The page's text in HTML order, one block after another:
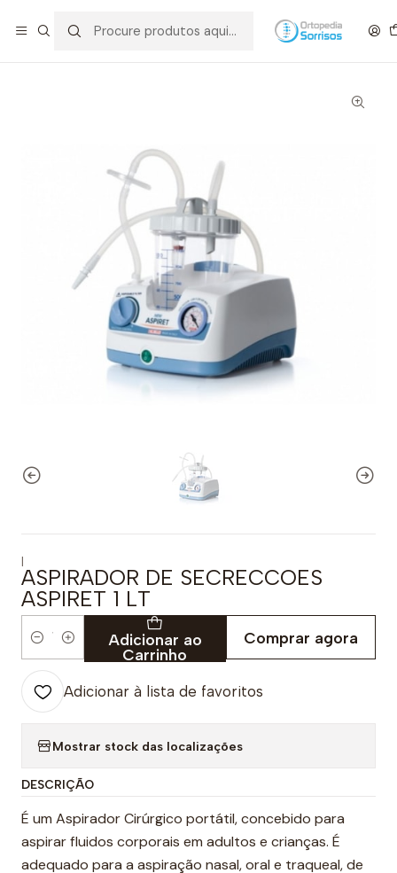
Equipamentos de Diagnóstico/Tratamento
ASPIRADOR DE SECRECCOES ASPIRET 1 LT
|
ASPIRADOR DE SECRECCOES
ASPIRET 1 LT
Quantidade
Adicionar ao
Carrinho
Comprar agora
Adicionar à lista de favoritos
Mostrar stock das localizações
DESCRIÇÃO
É um Aspirador Cirúrgico portátil, concebido para
aspirar fluidos corporais em adultos e crianças. É
adequado para a aspiração nasal, oral e traqueal, de